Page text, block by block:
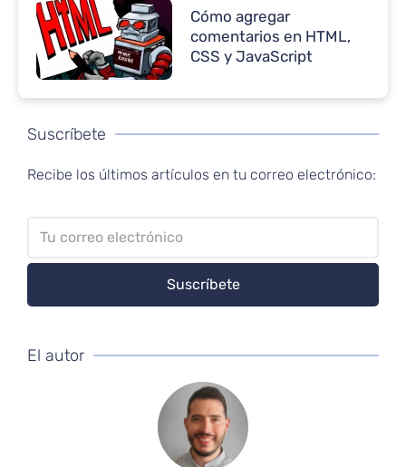
Cómo agregar
comentarios en HTML,
CSS y JavaScript
Suscríbete
Recibe los últimos artículos en tu correo electrónico:
El autor